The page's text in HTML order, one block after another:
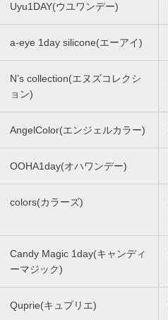
Uyu1DAY(ウユワンデー)
a-eye 1day silicone(エーアイ)
N’s collection(エヌズコレクシ
ョン)
AngelColor(エンジェルカラー)
OOHA1day(オハワンデー)
colors(カラーズ)
Candy Magic 1day(キャンディ
ーマジック)
Quprie(キュプリエ)